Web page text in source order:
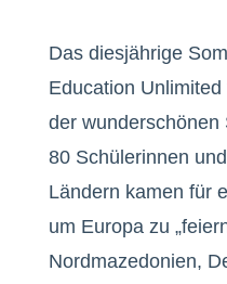
Das diesjährige
Education
der wunderschönen
80 Schülerinnen
Ländern kamen für
um Europa zu
Nordmazedonien,